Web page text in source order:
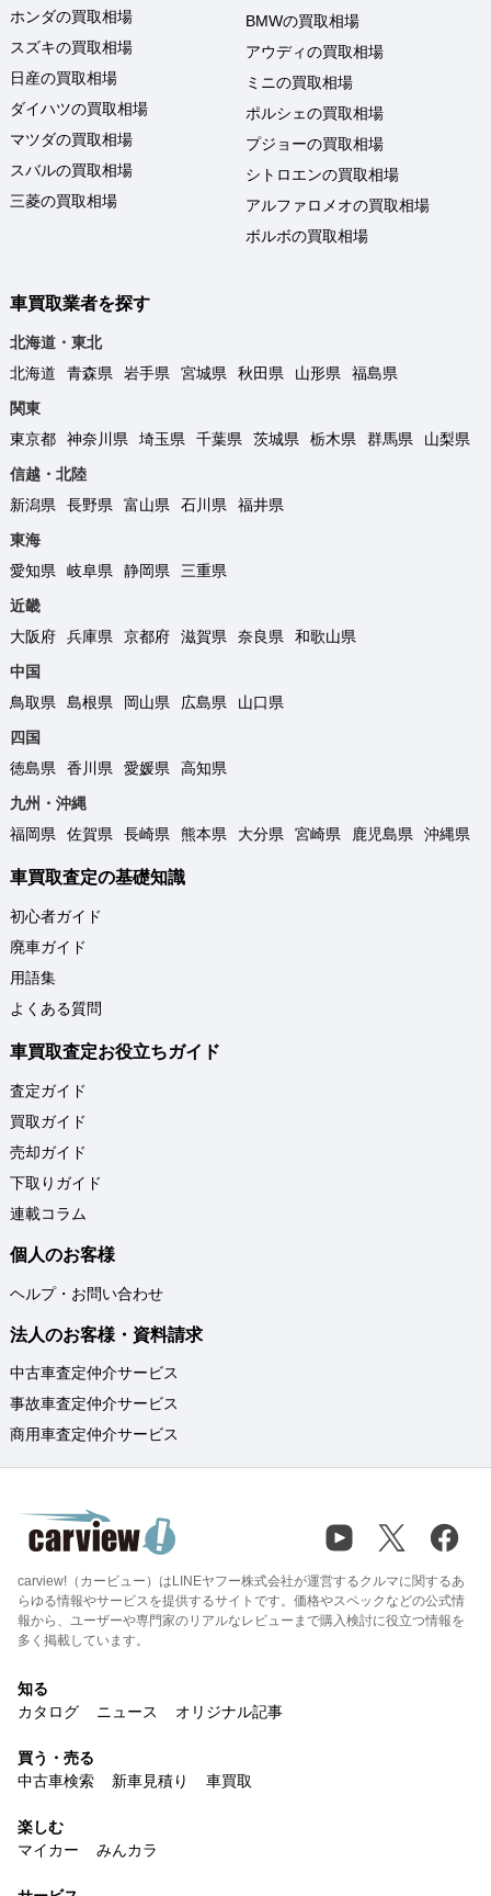
ホンダの買取相場
スズキの買取相場
日産の買取相場
ダイハツの買取相場
マツダの買取相場
スバルの買取相場
三菱の買取相場
BMWの買取相場
アウディの買取相場
ミニの買取相場
ポルシェの買取相場
プジョーの買取相場
シトロエンの買取相場
アルファロメオの買取相場
ボルボの買取相場
車買取業者を探す
北海道・東北
北海道
青森県 岩手県 宮城県 秋田県 山形県
福島県
関東
東京都
神奈川県 埼玉県 千葉県 茨城県 栃木県 群馬県
山梨県
信越・北陸
新潟県
長野県 富山県 石川県
福井県
東海
愛知県
岐阜県 静岡県
三重県
近畿
大阪府
兵庫県 京都府 滋賀県 奈良県
和歌山県
中国
鳥取県
島根県 岡山県 広島県
山口県
四国
徳島県
香川県 愛媛県
高知県
九州・沖縄
福岡県
佐賀県 長崎県 熊本県 大分県 宮崎県 鹿児島県 沖縄県
車買取査定の基礎知識
初心者ガイド
廃車ガイド
用語集
よくある質問
車買取査定お役立ちガイド
査定ガイド
買取ガイド
売却ガイド
下取りガイド
連載コラム
個人のお客様
ヘルプ・お問い合わせ
法人のお客様・資料請求
中古車査定仲介サービス
事故車査定仲介サービス
商用車査定仲介サービス
carview!（カービュー）はLINEヤフー株式会社が運営するクルマに関するあ
らゆる情報やサービスを提供するサイトです。価格やスペックなどの公式情
報から、ユーザーや専門家のリアルなレビューまで購入検討に役立つ情報を
多く掲載しています。
知る
カタログ
ニュース オリジナル記事
買う・売る
中古車検索
新車見積り 車買取
楽しむ
マイカー
みんカラ